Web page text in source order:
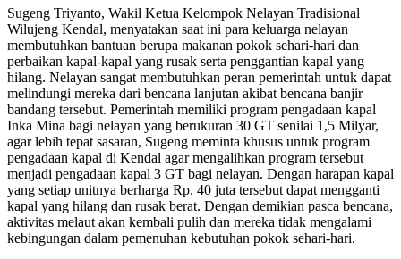
Sugeng Triyanto, Wakil Ketua Kelompok Nelayan Tradisional
Wilujeng Kendal, menyatakan saat ini para keluarga nelayan
membutuhkan bantuan berupa makanan pokok sehari-hari dan
perbaikan kapal-kapal yang rusak serta penggantian kapal yang
hilang. Nelayan sangat membutuhkan peran pemerintah untuk dapat
melindungi mereka dari bencana lanjutan akibat bencana banjir
bandang tersebut. Pemerintah memiliki program pengadaan kapal
Inka Mina bagi nelayan yang berukuran 30 GT senilai 1,5 Milyar,
agar lebih tepat sasaran, Sugeng meminta khusus untuk program
pengadaan kapal di Kendal agar mengalihkan program tersebut
menjadi pengadaan kapal 3 GT bagi nelayan. Dengan harapan kapal
yang setiap unitnya berharga Rp. 40 juta tersebut dapat mengganti
kapal yang hilang dan rusak berat. Dengan demikian pasca bencana,
aktivitas melaut akan kembali pulih dan mereka tidak mengalami
kebingungan dalam pemenuhan kebutuhan pokok sehari-hari.